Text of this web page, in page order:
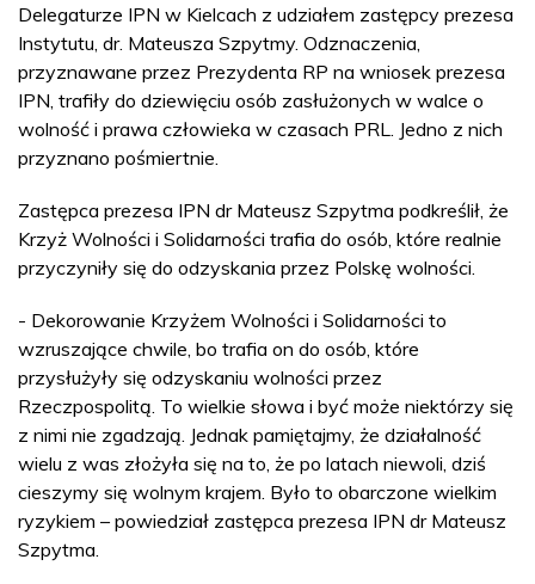
Delegaturze IPN w Kielcach z udziałem zastępcy prezesa
Instytutu, dr. Mateusza Szpytmy. Odznaczenia,
przyznawane przez Prezydenta RP na wniosek prezesa
IPN, trafiły do dziewięciu osób zasłużonych w walce o
wolność i prawa człowieka w czasach PRL. Jedno z nich
przyznano pośmiertnie.
Zastępca prezesa IPN dr Mateusz Szpytma podkreślił, że
Krzyż Wolności i Solidarności trafia do osób, które realnie
przyczyniły się do odzyskania przez Polskę wolności.
- Dekorowanie Krzyżem Wolności i Solidarności to
wzruszające chwile, bo trafia on do osób, które
przysłużyły się odzyskaniu wolności przez
Rzeczpospolitą. To wielkie słowa i być może niektórzy się
z nimi nie zgadzają. Jednak pamiętajmy, że działalność
wielu z was złożyła się na to, że po latach niewoli, dziś
cieszymy się wolnym krajem. Było to obarczone wielkim
ryzykiem – powiedział zastępca prezesa IPN dr Mateusz
Szpytma.